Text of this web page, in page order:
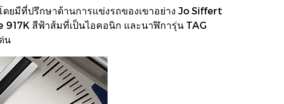
ยมีที่ปรึกษาด้านการแข่งรถของเขาอย่าง Jo Siffert
สีฟ้าส้มที่เป็นไอคอนิก และนาฬิการุ่น TAG
น